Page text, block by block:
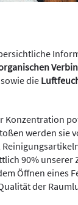
sowie die
Konzentration
werden sie
90% unserer
Öffnen eines
der